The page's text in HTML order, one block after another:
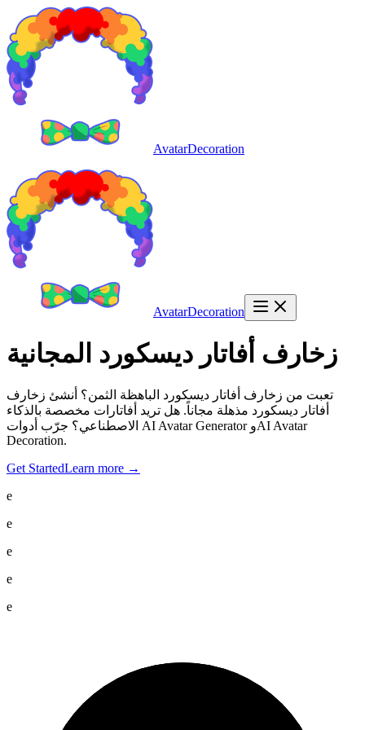
AvatarDecoration
AvatarDecoration
زخارف أفاتار ديسكورد المجانية
تعبت من زخارف أفاتار ديسكورد الباهظة الثمن؟ أنشئ زخارف
أفاتار ديسكورد مذهلة مجاناً. هل تريد أفاتارات مخصصة بالذكاء
الاصطناعي؟ جرّب أدوات AI Avatar Generator وAI Avatar
Decoration.
Get StartedLearn more →
e
e
e
e
e